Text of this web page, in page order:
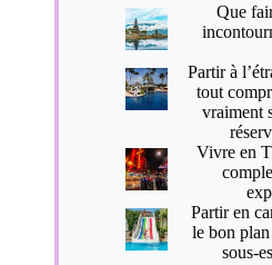
Que
Partir à
tout
vraiment
Vivre en
Partir en
le bon plan
sous-